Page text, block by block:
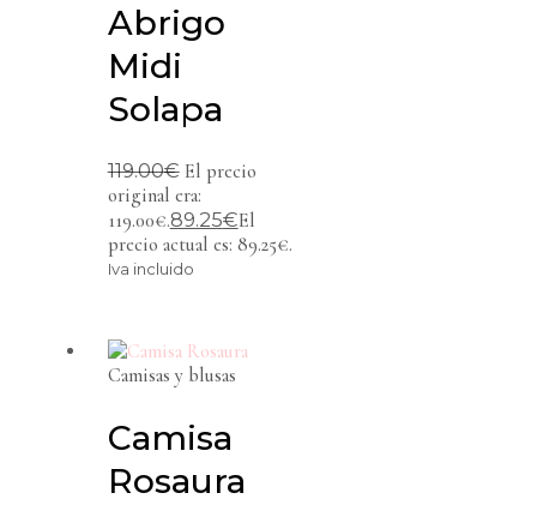
Abrigo
Midi
Solapa
119.00€ El precio
original era:
119.00€.89.25€El
precio actual es: 89.25€.
Iva incluido
Camisas y blusas
Camisa
Rosaura